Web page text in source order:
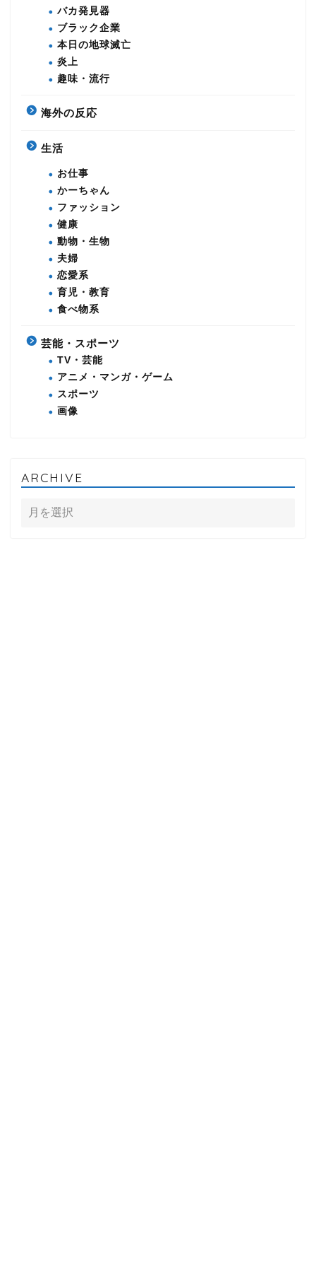
バカ発見器
ブラック企業
本日の地球滅亡
炎上
趣味・流行
海外の反応
生活
お仕事
かーちゃん
ファッション
健康
動物・生物
夫婦
恋愛系
育児・教育
食べ物系
芸能・スポーツ
TV・芸能
アニメ・マンガ・ゲーム
スポーツ
画像
ARCHIVE